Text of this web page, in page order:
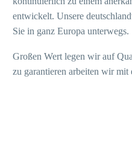
entwickelt. Unsere
Sie in ganz Europa unterwegs.
Großen Wert legen wir auf
zu garantieren arbeiten wir